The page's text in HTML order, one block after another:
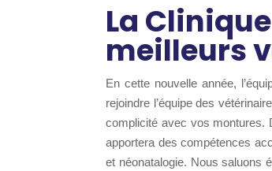
La
meilleurs
En cette nouvelle année,
rejoindre l’équipe des
complicité avec vos montures.
apportera des compétences
et néonatalogie. Nous saluons